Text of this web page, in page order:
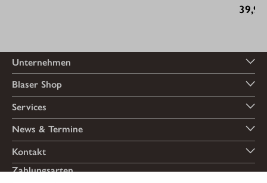
Unternehmen
Blaser Shop
Services
News & Termine
Kontakt
Zahlungsarten